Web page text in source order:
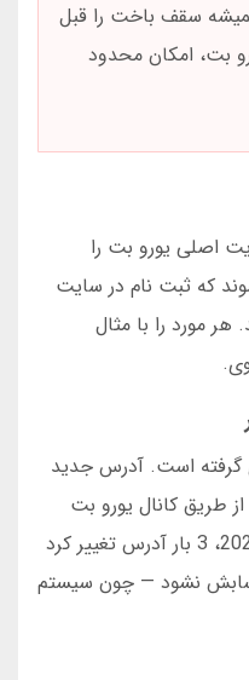
سقف باخت را قبل
بت، امکان محدود
بعدی می خواهم 12 مزیت اصلی یورو بت را
که ثبت نام در سایت
مورد را با مثال
گرفته است. آدرس جدید
طریق کانال یورو بت
تلگرام اعلام می گردد. در فوریه 2025، 3 بار آدرس تغییر کرد
نشود — چون سیستم